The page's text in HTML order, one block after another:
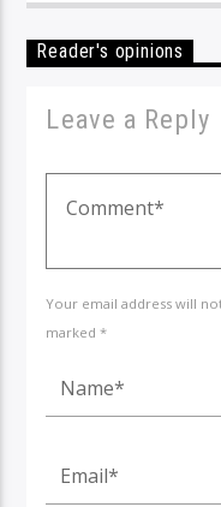
Reader's opinions
Leave a Reply
Your email address will
marked *